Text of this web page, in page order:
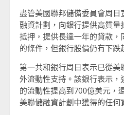
盡管美國聯邦儲備委員會周日
融資計劃，向銀行提供高質量
抵押，提供長達一年的貸款，
的條件，但銀行股價仍有下跌
第一共和銀行周日表示已從
外流動性支持。該銀行表示，
的流動性提高到700億美元，
美聯儲融資計劃中獲得的任何